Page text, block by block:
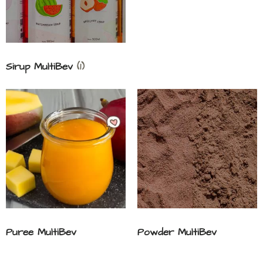
Sirup MultiBev (1)
Puree MultiBev Powder MultiBev